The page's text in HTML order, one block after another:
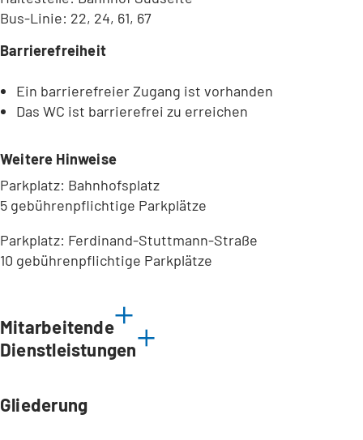
Bus-Linie: 22, 24, 61, 67
Barrierefreiheit
Ein barrierefreier Zugang ist vorhanden
Das WC ist barrierefrei zu erreichen
Weitere Hinweise
Parkplatz: Bahnhofsplatz
5 gebührenpflichtige Parkplätze
Parkplatz: Ferdinand-Stuttmann-Straße
10 gebührenpflichtige Parkplätze
Mitarbeitende
Dienstleistungen
Gliederung